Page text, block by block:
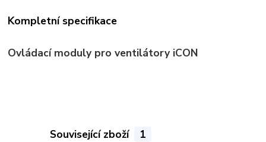
Kompletní specifikace
Ovládací moduly pro ventilátory iCON
Související zboží 1